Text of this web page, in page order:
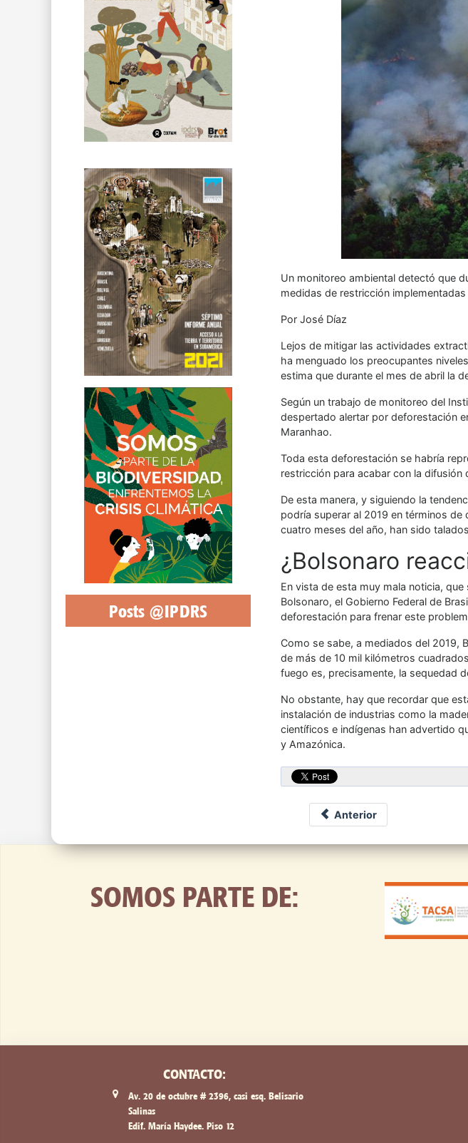
Posts @IPDRS
Un monitoreo ambiental detectó que
medidas de restricción
Por José Díaz
Lejos de mitigar las actividades
ha menguado los preocupantes
estima que durante el mes de abril la
Según un trabajo de monitoreo del
despertado alertar por deforestación
Maranhao.
Toda esta deforestación se habría
restricción para acabar con la
De esta manera, y siguiendo la
podría superar al 2019 en términos
cuatro meses del año, han sido
¿Bolsonaro
En vista de esta muy mala noticia,
Bolsonaro, el Gobierno Federal de
deforestación para frenar este
Como se sabe, a mediados del 2019,
de más de 10 mil kilómetros
fuego es, precisamente, la sequedad
No obstante, hay que recordar que
instalación de industrias como la
científicos e indígenas han advertido
y Amazónica.
Anterior
SOMOS PARTE DE:
CONTACTO:
Av. 20 de octubre # 2396, casi esq. Belisario
Salinas
Edif. María Haydee. Piso 12